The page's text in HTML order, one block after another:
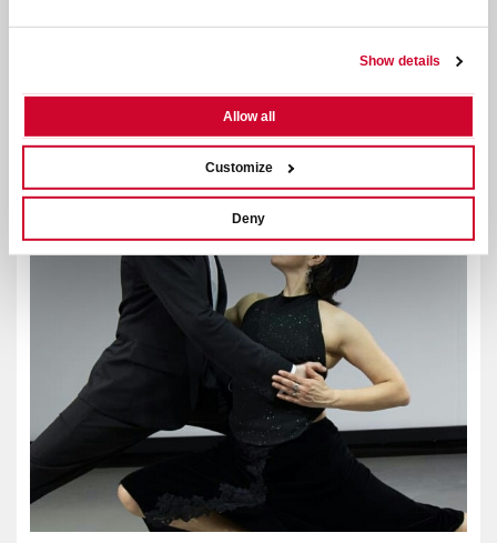
Show details
Allow all
Customize
Deny
BIGLIETTI